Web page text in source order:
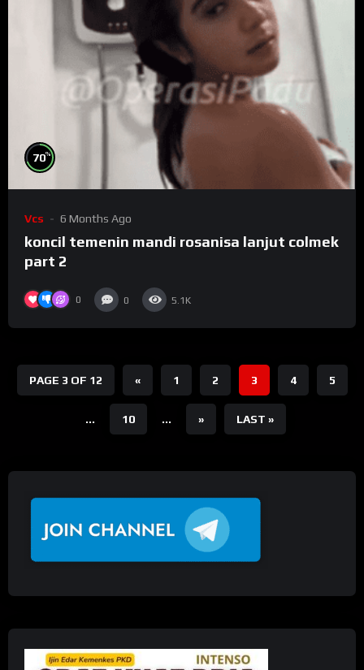
70%
Vcs 6 Months Ago
koncil temenin mandi rosanisa lanjut colmek
part 2
0 0 5.1K
PAGE 3 OF 12 « 1 2 3 4 5
... 10 ... » LAST »